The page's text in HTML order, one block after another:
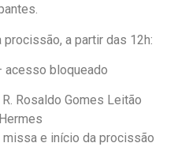
a partir das 12h:
acesso bloqueado
Rosaldo Gomes Leitão
missa e início da procissão